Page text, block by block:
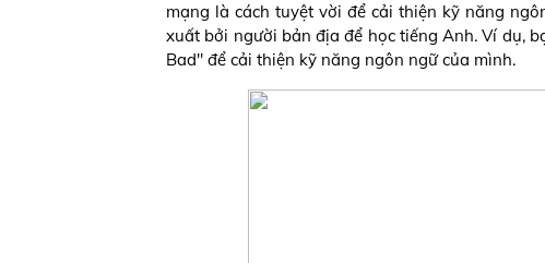
mạng là cách tuyệt vời để cải thiện kỹ năng
xuất bởi người bản địa để học tiếng Anh. Ví dụ,
Bad" để cải thiện kỹ năng ngôn ngữ của mình.